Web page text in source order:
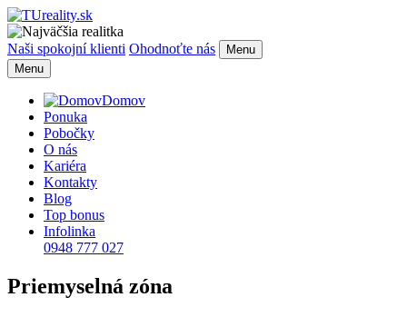
Naši spokojní klienti Ohodnoťte nás
Menu
Menu
Domov
Ponuka
Pobočky
O nás
Kariéra
Kontakty
Blog
Top bonus
Infolinka
0948 777 027
Priemyselná zóna